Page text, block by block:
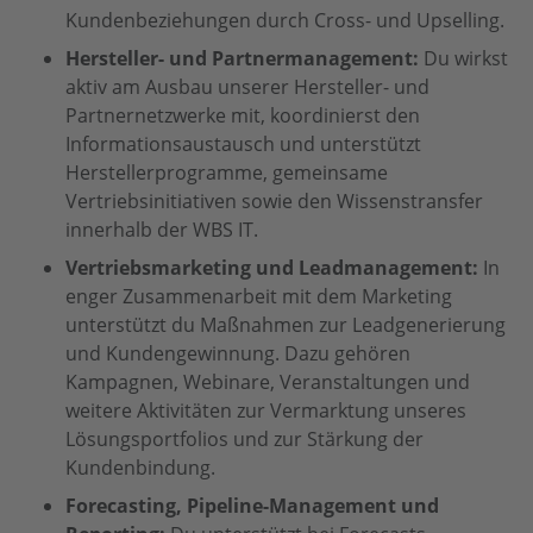
Kundenbeziehungen durch Cross- und Upselling.
Hersteller- und Partnermanagement: Du wirkst
aktiv am Ausbau unserer Hersteller- und
Partnernetzwerke mit, koordinierst den
Informationsaustausch und unterstützt
Herstellerprogramme, gemeinsame
Vertriebsinitiativen sowie den Wissenstransfer
innerhalb der WBS IT.
Vertriebsmarketing und Leadmanagement: In
enger Zusammenarbeit mit dem Marketing
unterstützt du Maßnahmen zur Leadgenerierung
und Kundengewinnung. Dazu gehören
Kampagnen, Webinare, Veranstaltungen und
weitere Aktivitäten zur Vermarktung unseres
Lösungsportfolios und zur Stärkung der
Kundenbindung.
Forecasting, Pipeline-Management und